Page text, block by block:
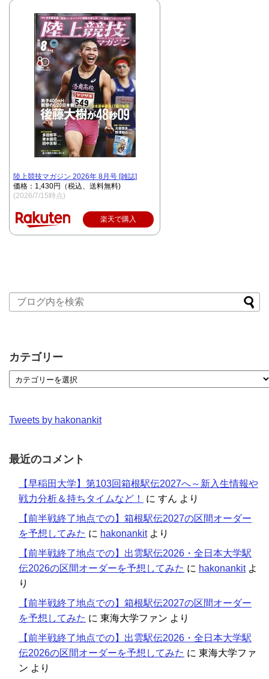
陸上競技マガジン 2026年 8月号 [雑誌]
価格：1,430円（税込、送料無料)
(2026/7/15時点)
楽天で購入
カテゴリー
Tweets by hakonankit
最近のコメント
【早稲田大学】第103回箱根駅伝2027へ～新入生情報や
戦力分析＆持ちタイムなど！
に すん より
【前半戦終了地点での】箱根駅伝2027の区間オーダー
を予想してみた に hakonankitより
【前半戦終了地点での】出雲駅伝2026・全日本大学駅
伝2026の区間オーダーを予想してみた に hakonankitよ
り
【前半戦終了地点での】箱根駅伝2027の区間オーダー
を予想してみた に 東海大学ファン より
【前半戦終了地点での】出雲駅伝2026・全日本大学駅
伝2026の区間オーダーを予想してみた に 東海大学ファ
ン より